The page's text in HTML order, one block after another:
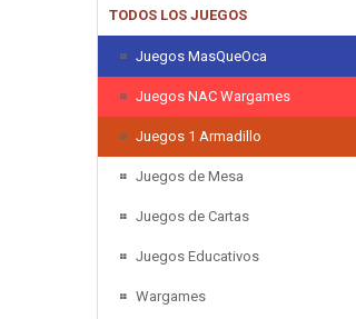
TODOS LOS JUEGOS
Juegos MasQueOca
Juegos NAC Wargames
Juegos 1 Armadillo
Juegos de Mesa
Juegos de Cartas
Juegos Educativos
Wargames